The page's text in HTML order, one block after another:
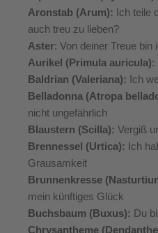
Aronstab (Arum): Ich teile
auch treu zu lieben?
Aster: Von deiner Treue bin
Aurikel (Primula auricula):
Baldrian (Valeriana): Ich
Belladonna (Atropa
nicht ungefährlich
Blaustern (Scilla): Vergiß
Brennessel (Urtica): Ich
Grausamkeit
Brunnenkresse
mein künftiges Glück
Buchsbaum (Buxus): Du
Chrysantheme